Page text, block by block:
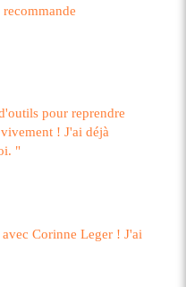
pour reprendre
! J'ai déjà
"
avec Corinne Leger ! J'ai